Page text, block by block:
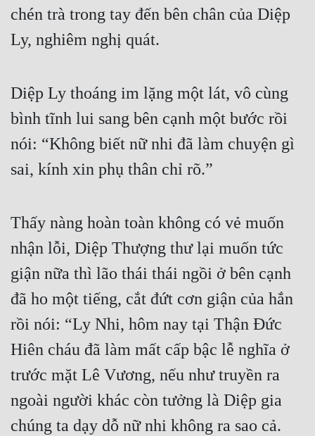
chén trà trong tay đến bên chân của Diệp
Ly, nghiêm nghị quát.
Diệp Ly thoáng im lặng một lát, vô cùng
bình tĩnh lui sang bên cạnh một bước rồi
nói: “Không biết nữ nhi đã làm chuyện gì
sai, kính xin phụ thân chỉ rõ.”
Thấy nàng hoàn toàn không có vẻ muốn
nhận lỗi, Diệp Thượng thư lại muốn tức
giận nữa thì lão thái thái ngồi ở bên cạnh
đã ho một tiếng, cắt đứt cơn giận của hắn
rồi nói: “Ly Nhi, hôm nay tại Thận Đức
Hiên cháu đã làm mất cấp bậc lễ nghĩa ở
trước mặt Lê Vương, nếu như truyền ra
ngoài người khác còn tưởng là Diệp gia
chúng ta dạy dỗ nữ nhi không ra sao cả.